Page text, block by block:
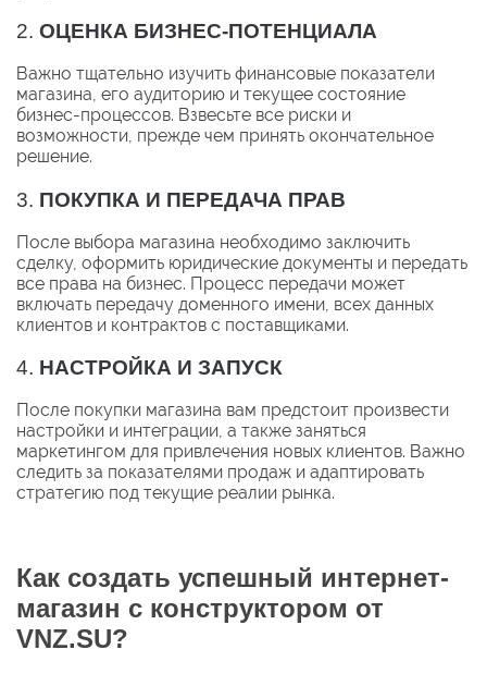
2. ОЦЕНКА БИЗНЕС-ПОТЕНЦИАЛА
Важно тщательно изучить финансовые показатели
магазина, его аудиторию и текущее состояние
бизнес-процессов. Взвесьте все риски и
возможности, прежде чем принять окончательное
решение.
3. ПОКУПКА И ПЕРЕДАЧА ПРАВ
После выбора магазина необходимо заключить
сделку, оформить юридические документы и передать
все права на бизнес. Процесс передачи может
включать передачу доменного имени, всех данных
клиентов и контрактов с поставщиками.
4. НАСТРОЙКА И ЗАПУСК
После покупки магазина вам предстоит произвести
настройки и интеграции, а также заняться
маркетингом для привлечения новых клиентов. Важно
следить за показателями продаж и адаптировать
стратегию под текущие реалии рынка.
Как создать успешный интернет-
магазин с конструктором от
VNZ.SU?